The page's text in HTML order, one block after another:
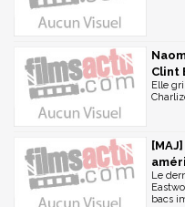
Clint
Elle
Le
bacs